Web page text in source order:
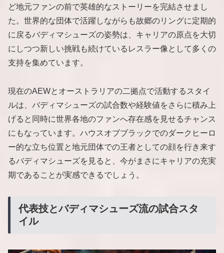
ど地元ファンの前で英雄的なストーリーを完結させまし
た。世界的な団体で活躍しながらも故郷のリングに定期的
に戻るバディマシューズの姿勢は、キャリアの原点を大切
にしつつ新しい挑戦も続けているレスラー像として多くの
支持を集めています。
現在のAEWとオーストラリアの二拠点で活動するスタイ
ルは、バディマシューズの試合数や経験値をさらに積み上
げると同時に世界各地のファンへ存在感を見せるチャンス
にもなっています。ハウスオブブラックでのダークヒーロ
ー的な立ち位置と地元団体での王者としての顔を行き来す
るバディマシューズを見ると、今がまさにキャリアの充実
期であることが実感できるでしょう。
代表技とバディマシューズ流の試合スタ
イル